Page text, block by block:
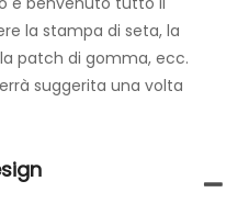
la stampa di seta, la
patch di gomma, ecc.
suggerita una volta